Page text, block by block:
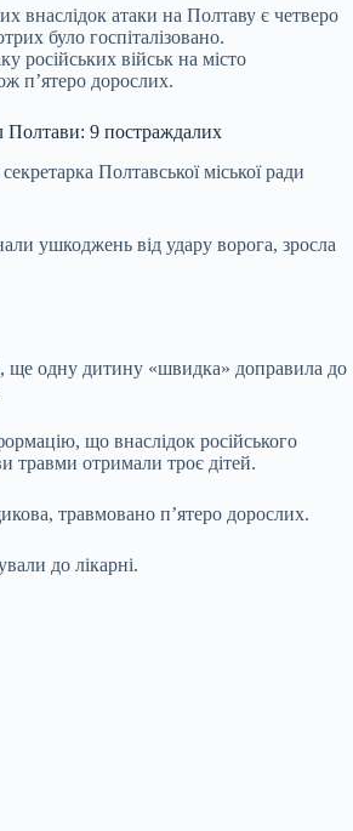
внаслідок атаки на Полтаву є четверо
було госпіталізовано.
російських військ на місто
п’ятеро дорослих.
Полтави: 9 постраждалих
Полтавської міської ради
ушкоджень від удару ворога, зросла
ще одну дитину «швидка» доправила до
що внаслідок російського
травми отримали троє дітей.
травмовано п’ятеро дорослих.
до лікарні.